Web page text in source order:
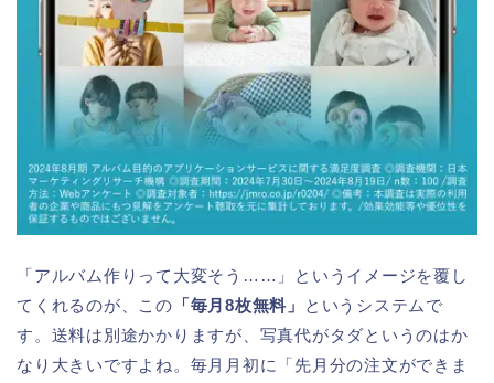
「アルバム作りって大変そう……」というイメージを覆し
てくれるのが、この 「毎月8枚無料」
というシステムで
す。送料は別途かかりますが、写真代がタダというのはか
なり大きいですよね。毎月月初に「先月分の注文ができま